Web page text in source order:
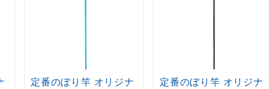
定番のぼり竿 オリジナ
定番のぼり竿 オリジナ